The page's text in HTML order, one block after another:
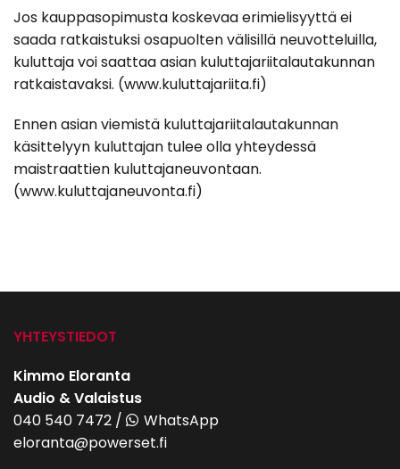
Jos kauppasopimusta koskevaa erimielisyyttä ei
saada ratkaistuksi osapuolten välisillä neuvotteluilla,
kuluttaja voi saattaa asian kuluttajariitalautakunnan
ratkaistavaksi. (www.kuluttajariita.fi)
Ennen asian viemistä kuluttajariitalautakunnan
käsittelyyn kuluttajan tulee olla yhteydessä
maistraattien kuluttajaneuvontaan.
(www.kuluttajaneuvonta.fi)
YHTEYSTIEDOT
Kimmo Eloranta
Audio & Valaistus
040 540 7472 /
WhatsApp
eloranta@powerset.fi